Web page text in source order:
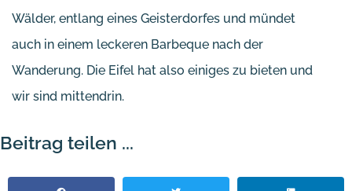
Wälder, entlang eines Geisterdorfes und mündet
auch in einem leckeren Barbeque nach der
Wanderung. Die Eifel hat also einiges zu bieten und
wir sind mittendrin.
Beitrag teilen ...